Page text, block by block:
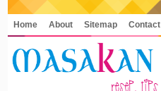
Home About Sitemap Contact